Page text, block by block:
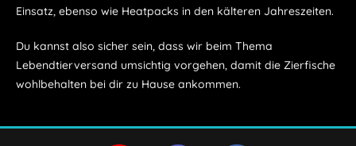
Einsatz, ebenso wie Heatpacks in den kälteren Jahreszeiten.
Du kannst also sicher sein, dass wir beim Thema
Lebendtierversand umsichtig vorgehen, damit die Zierfische
wohlbehalten bei dir zu Hause ankommen.